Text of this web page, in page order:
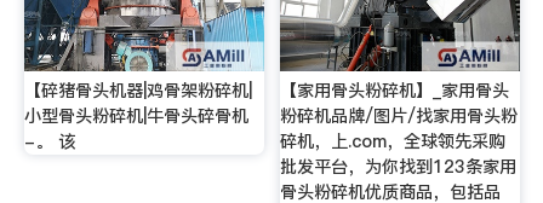
【碎猪骨头机器|鸡骨架粉碎机|
小型骨头粉碎机|牛骨头碎骨机
-。 该
【家用骨头粉碎机】_家用骨头
粉碎机品牌/图片/找家用骨头粉
碎机，上.com，全球领先采购
批发平台，为你找到123条家用
骨头粉碎机优质商品，包括品